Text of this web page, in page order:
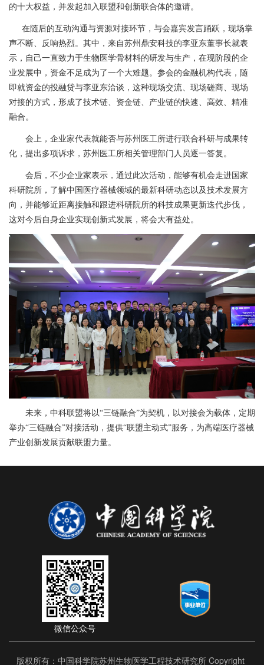
的十大权益，并发起加入联盟和创新联合体的邀请。
在随后的互动沟通与资源对接环节，与会嘉宾发言踊跃，现场掌
声不断、反响热烈。其中，来自苏州鼎安科技的李亚东董事长就表
示，自己一直致力于生物医学骨材料的研发与生产，在现阶段的企
业发展中，资金不足成为了一个大难题。参会的金融机构代表，随
即就资金的投融贷与李亚东洽谈，这种现场交流、现场磋商、现场
对接的方式，形成了技术链、资金链、产业链的快速、高效、精准
融合。
会上，企业家代表就能否与苏州医工所进行联合科研与成果转
化，提出多项诉求，苏州医工所相关管理部门人员逐一答复。
会后，不少企业家表示，通过此次活动，能够有机会走进国家
科研院所，了解中国医疗器械领域的最新科研动态以及技术发展方
向，并能够近距离接触和跟进科研院所的科技成果更新迭代步伐，
这对今后自身企业实现创新式发展，将会大有益处。
未来，中科联盟将以“三链融合”为契机，以对接会为载体，定期
举办“三链融合”对接活动，提供“联盟主动式”服务，为高端医疗器械
产业创新发展贡献联盟力量。
微信公众号
版权所有：中国科学院苏州生物医学工程技术研究所 Copyright